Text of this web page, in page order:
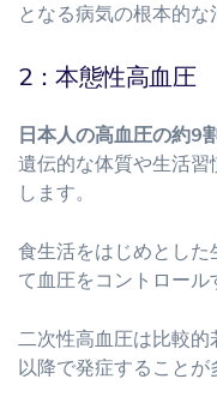
となる病気の根本的な
2：本態性高血圧
日本人の高血圧の約9
遺伝的な体質や生活
します。
食生活をはじめとし
て血圧をコントロール
二次性高血圧は比較
以降で発症することが